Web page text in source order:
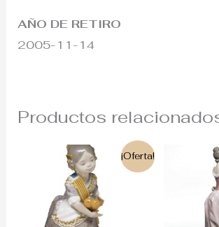
AÑO DE RETIRO
2005-11-14
Productos
¡Oferta!
precio
original
era:
500€.
El
precio
actual
es:
290€.
era: